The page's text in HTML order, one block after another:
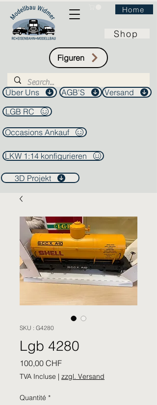
Home
Shop
Figuren
Über Uns AGB'S
Versand
LGB RC
Occasions Ankauf
LKW 1:14 konfigurieren
3D Projekt
SKU : G4280
Lgb 4280
100,00 CHFPrix
TVA Incluse | zzgl. Versand
Quantité *